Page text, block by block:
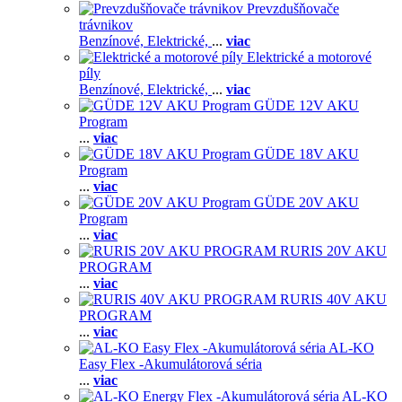
Prevzdušňovače
trávnikov
Benzínové, Elektrické, ... viac
Elektrické a motorové
píly
Benzínové, Elektrické, ... viac
GÜDE 12V AKU
Program
... viac
GÜDE 18V AKU
Program
... viac
GÜDE 20V AKU
Program
... viac
RURIS 20V AKU
PROGRAM
... viac
RURIS 40V AKU
PROGRAM
... viac
AL-KO
Easy Flex -Akumulátorová séria
... viac
AL-KO